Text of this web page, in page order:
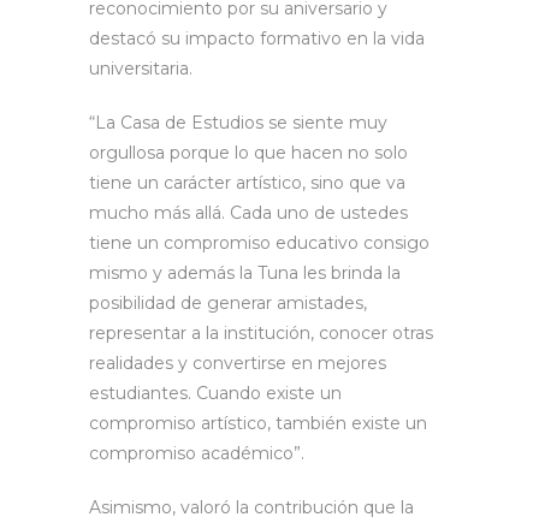
reconocimiento por su aniversario y
destacó su impacto formativo en la vida
universitaria.
“La Casa de Estudios se siente muy
orgullosa porque lo que hacen no solo
tiene un carácter artístico, sino que va
mucho más allá. Cada uno de ustedes
tiene un compromiso educativo consigo
mismo y además la Tuna les brinda la
posibilidad de generar amistades,
representar a la institución, conocer otras
realidades y convertirse en mejores
estudiantes. Cuando existe un
compromiso artístico, también existe un
compromiso académico”.
Asimismo, valoró la contribución que la